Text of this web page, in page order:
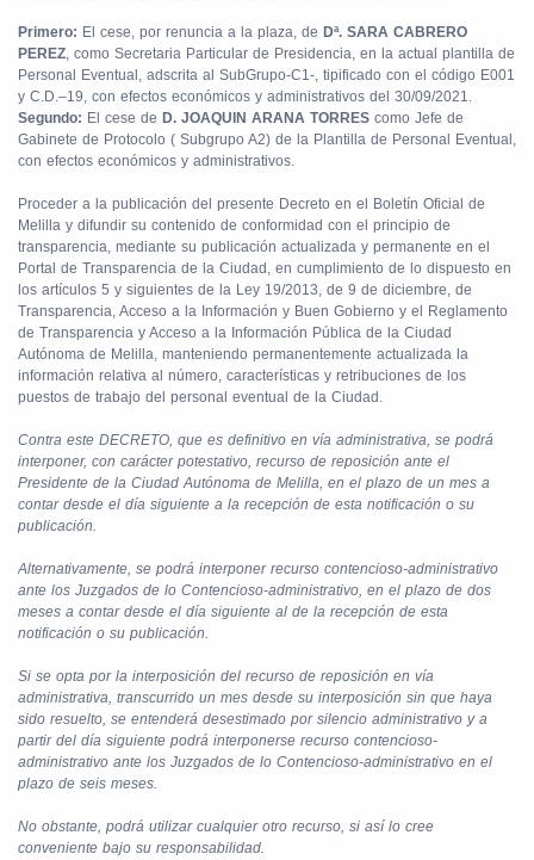
Primero: El cese, por renuncia a la plaza, de Dª. SARA CABRERO
PEREZ, como Secretaria Particular de Presidencia, en la actual plantilla de
Personal Eventual, adscrita al SubGrupo-C1-, tipificado con el código E001
y C.D.–19, con efectos económicos y administrativos del 30/09/2021.
Segundo: El cese de D. JOAQUIN ARANA TORRES como Jefe de
Gabinete de Protocolo ( Subgrupo A2) de la Plantilla de Personal Eventual,
con efectos económicos y administrativos.
Proceder a la publicación del presente Decreto en el Boletín Oficial de
Melilla y difundir su contenido de conformidad con el principio de
transparencia, mediante su publicación actualizada y permanente en el
Portal de Transparencia de la Ciudad, en cumplimiento de lo dispuesto en
los artículos 5 y siguientes de la Ley 19/2013, de 9 de diciembre, de
Transparencia, Acceso a la Información y Buen Gobierno y el Reglamento
de Transparencia y Acceso a la Información Pública de la Ciudad
Autónoma de Melilla, manteniendo permanentemente actualizada la
información relativa al número, características y retribuciones de los
puestos de trabajo del personal eventual de la Ciudad.
Contra este DECRETO, que es definitivo en vía administrativa, se podrá
interponer, con carácter potestativo, recurso de reposición ante el
Presidente de la Ciudad Autónoma de Melilla, en el plazo de un mes a
contar desde el día siguiente a la recepción de esta notificación o su
publicación.
Alternativamente, se podrá interponer recurso contencioso-administrativo
ante los Juzgados de lo Contencioso-administrativo, en el plazo de dos
meses a contar desde el día siguiente al de la recepción de esta
notificación o su publicación.
Si se opta por la interposición del recurso de reposición en vía
administrativa, transcurrido un mes desde su interposición sin que haya
sido resuelto, se entenderá desestimado por silencio administrativo y a
partir del día siguiente podrá interponerse recurso contencioso-
administrativo ante los Juzgados de lo Contencioso-administrativo en el
plazo de seis meses.
No obstante, podrá utilizar cualquier otro recurso, si así lo cree
conveniente bajo su responsabilidad.